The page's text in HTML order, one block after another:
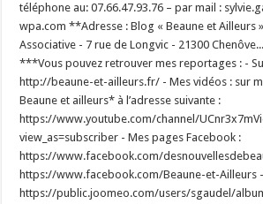
téléphone au: 07.66.47.93.76 – par mail :
wpa.com **Adresse : Blog « Beaune et Ailleurs
Associative - 7 rue de Longvic - 21300
***Vous pouvez retrouver mes reportages : -
http://beaune-et-ailleurs.fr/ - Mes vidéos : sur
Beaune et ailleurs* à l’adresse suivante :
https://www.youtube.com/channel/
view_as=subscriber - Mes pages Facebook :
https://www.facebook.com/
https://www.facebook.com/Beaune-et-Ailleurs
https://public.joomeo.com/users/sgaudel/